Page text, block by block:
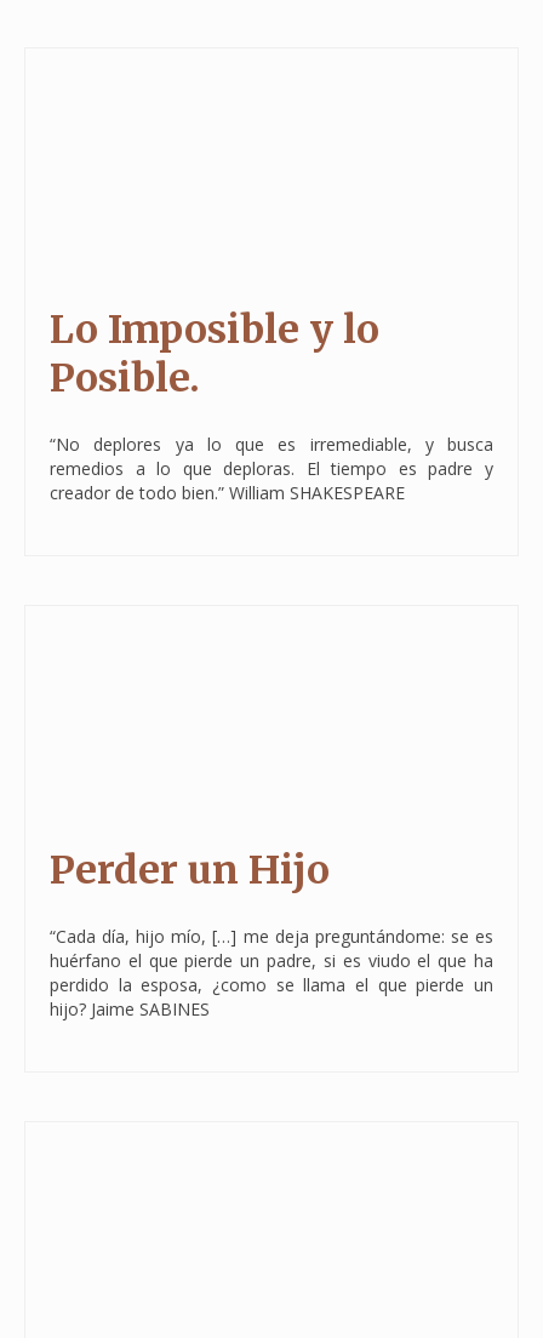
Lo Imposible y lo
Posible.
“No deplores ya lo que es irremediable, y busca
remedios a lo que deploras. El tiempo es padre y
creador de todo bien.” William SHAKESPEARE
Perder un Hijo
“Cada día, hijo mío, […] me deja preguntándome: se es
huérfano el que pierde un padre, si es viudo el que ha
perdido la esposa, ¿como se llama el que pierde un
hijo? Jaime SABINES